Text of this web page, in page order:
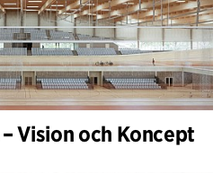
Vision och Koncept